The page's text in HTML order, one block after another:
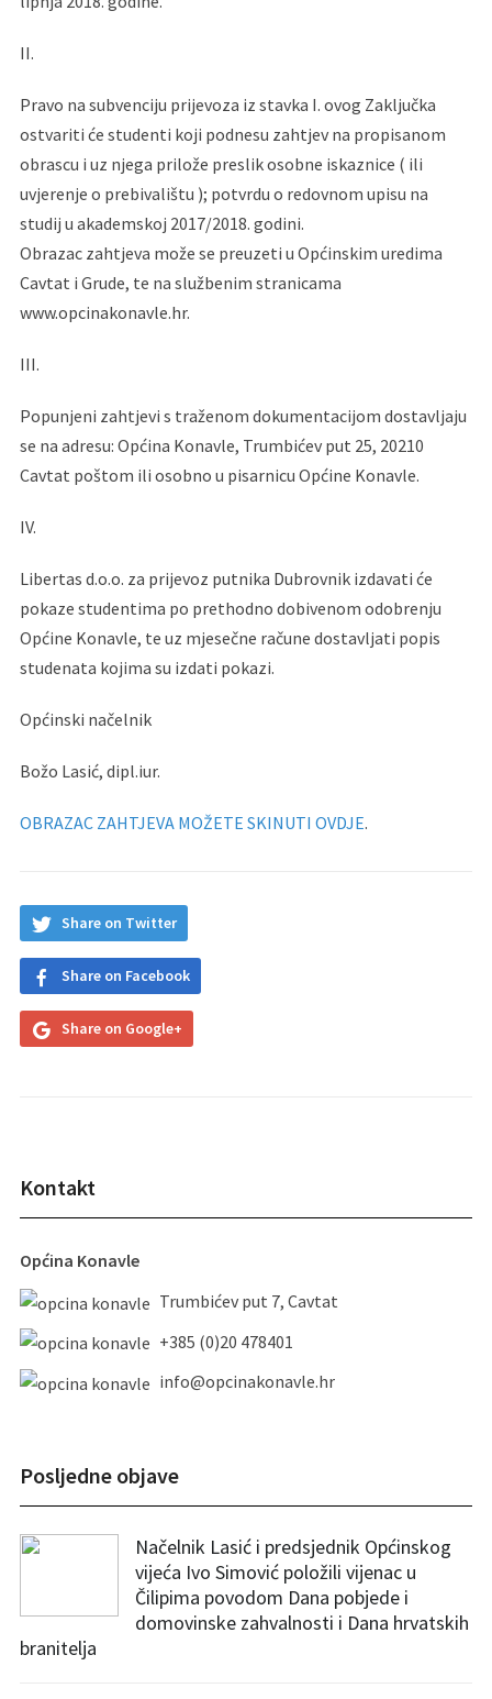
II.
Pravo na subvenciju prijevoza iz stavka I. ovog Zaključka
ostvariti će studenti koji podnesu zahtjev na propisanom
obrascu i uz njega prilože preslik osobne iskaznice ( ili
uvjerenje o prebivalištu ); potvrdu o redovnom upisu na
studij u akademskoj 2017/2018. godini.
Obrazac zahtjeva može se preuzeti u Općinskim uredima
Cavtat i Grude, te na službenim stranicama
www.opcinakonavle.hr.
III.
Popunjeni zahtjevi s traženom dokumentacijom dostavljaju
se na adresu: Općina Konavle, Trumbićev put 25, 20210
Cavtat poštom ili osobno u pisarnicu Općine Konavle.
IV.
Libertas d.o.o. za prijevoz putnika Dubrovnik izdavati će
pokaze studentima po prethodno dobivenom odobrenju
Općine Konavle, te uz mjesečne račune dostavljati popis
studenata kojima su izdati pokazi.
Općinski načelnik
Božo Lasić, dipl.iur.
OBRAZAC ZAHTJEVA MOŽETE SKINUTI OVDJE.
Share on Twitter
Share on Facebook
Share on Google+
Kontakt
Općina Konavle
Trumbićev put 7, Cavtat
+385 (0)20 478401
info@opcinakonavle.hr
Posljedne objave
Načelnik Lasić i predsjednik Općinskog
vijeća Ivo Simović položili vijenac u
Čilipima povodom Dana pobjede i
domovinske zahvalnosti i Dana hrvatskih
branitelja